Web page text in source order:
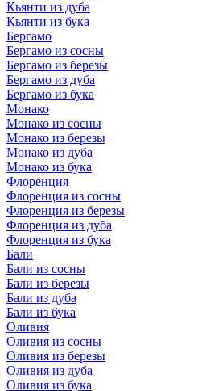
Кьянти из дуба
Кьянти из бука
Бергамо
Бергамо из сосны
Бергамо из березы
Бергамо из дуба
Бергамо из бука
Монако
Монако из сосны
Монако из березы
Монако из дуба
Монако из бука
Флоренция
Флоренция из сосны
Флоренция из березы
Флоренция из дуба
Флоренция из бука
Бали
Бали из сосны
Бали из березы
Бали из дуба
Бали из бука
Оливия
Оливия из сосны
Оливия из березы
Оливия из дуба
Оливия из бука